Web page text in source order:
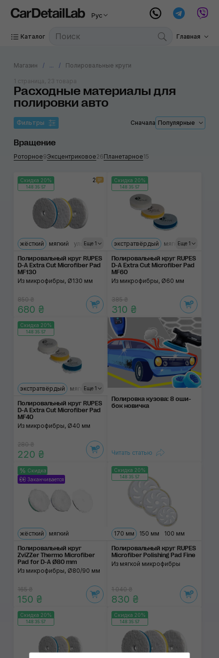
Рус
Каталог Главная
Магазин ... Полировальные круги
Расходные материалы для
полировки авто
1 страница, 23 товара
Фильтры Сначала Популярные
Вращение
Роторное9Эксцентриковое26Планетарное15
Скидка 20%
148:35:57
2
Еще 1
жёсткий мягкий ультрамягкий
Полировальный круг RUPES
D-A Extra Cut Microfiber Pad
MF130
Из микрофибры, Ø130 мм
850 ₴
680 ₴
Скидка 20%
148:35:57
Еще 1
экстратвёрдый мягкий
Полировальный круг RUPES
D-A Extra Cut Microfiber Pad
MF60
Из микрофибры, Ø60 мм
385 ₴
310 ₴
Скидка 20%
148:35:57
Еще 1
экстратвёрдый мягкий ультрамягкий
Полировальный круг RUPES
D-A Extra Cut Microfiber Pad
MF40
Из микрофибры, Ø40 мм
280 ₴
220 ₴
Полировка ку­зова: 8 оши­
бок нови­чка
Читать статью
Скидка
Заканчивается
жёсткий мягкий
Полировальный круг
ZviZZer Thermo Microfiber
Pad for D-A Ø80 mm
Из микрофибры, Ø80/90 мм
165 ₴
150 ₴
Скидка 20%
148:35:57
170 мм 150 мм 100 мм
Полировальный круг RUPES
Microfiber Polishing Pad Fine
Из мягкой микрофибры
1 040 ₴
830 ₴
Скидка 20%
148:35:57
Скидка 20%
148:35:57